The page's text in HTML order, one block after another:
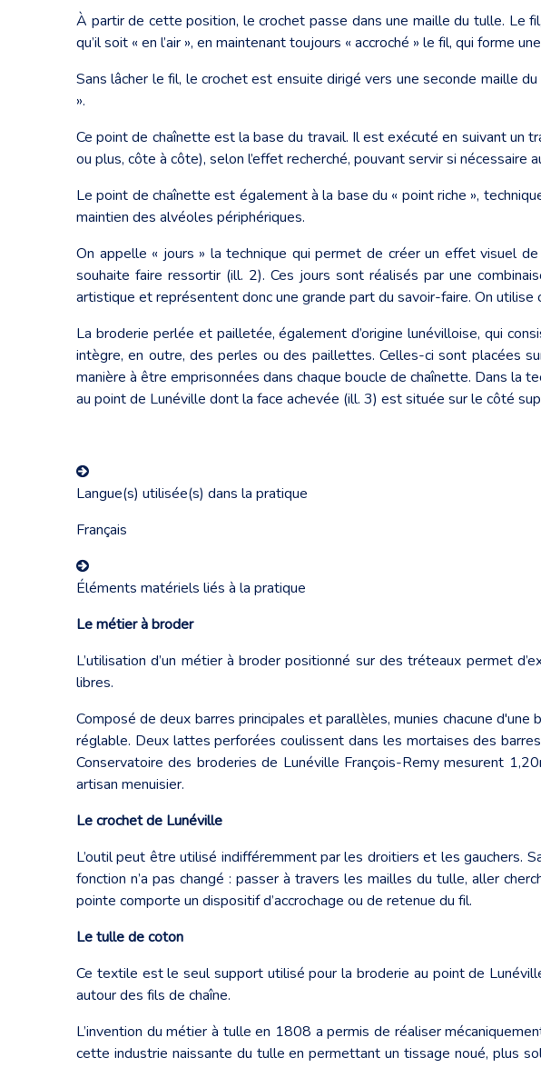
À partir de cette position, le crochet passe dans une maille du tulle. Le
qu’il soit « en l’air », en maintenant toujours « accroché » le fil, qui forme
Sans lâcher le fil, le crochet est ensuite dirigé vers une seconde maille
».
Ce point de chaînette est la base du travail. Il est exécuté en suivant un
ou plus, côte à côte), selon l’effet recherché, pouvant servir si nécessaire
Le point de chaînette est également à la base du « point riche »,
maintien des alvéoles périphériques.
On appelle « jours » la technique qui permet de créer un effet visuel
souhaite faire ressortir (ill. 2). Ces jours sont réalisés par une
artistique et représentent donc une grande part du savoir-faire. On
La broderie perlée et pailletée, également d’origine lunévilloise, qui
intègre, en outre, des perles ou des paillettes. Celles-ci sont placées
manière à être emprisonnées dans chaque boucle de chaînette. Dans
au point de Lunéville dont la face achevée (ill. 3) est située sur le côté
Langue(s) utilisée(s) dans la pratique
Français
Éléments matériels liés à la pratique
Le métier à broder
L’utilisation d’un métier à broder positionné sur des tréteaux permet
libres.
Composé de deux barres principales et parallèles, munies chacune
réglable. Deux lattes perforées coulissent dans les mortaises des
Conservatoire des broderies de Lunéville François-Remy mesurent
artisan menuisier.
Le crochet de Lunéville
L’outil peut être utilisé indifféremment par les droitiers et les gauchers.
fonction n’a pas changé : passer à travers les mailles du tulle, aller
pointe comporte un dispositif d’accrochage ou de retenue du fil.
Le tulle de coton
Ce textile est le seul support utilisé pour la broderie au point de
autour des fils de chaîne.
L’invention du métier à tulle en 1808 a permis de réaliser
cette industrie naissante du tulle en permettant un tissage noué, plus